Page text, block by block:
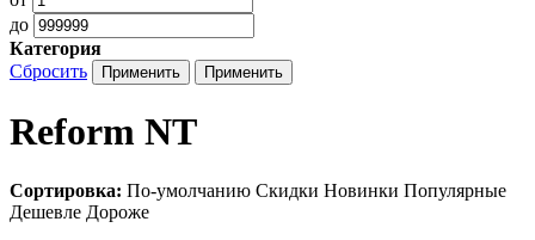
до
Категория
Сбросить
Reform NT
Сортировка: По-умолчанию Скидки Новинки Популярные
Дешевле Дороже